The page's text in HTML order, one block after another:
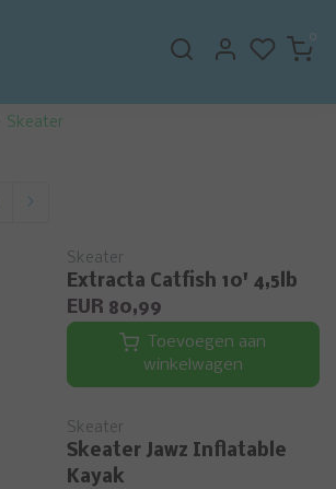
0
Skeater
Skeater
Extracta Catfish 10' 4,5lb
EUR 80,99
Toevoegen aan
winkelwagen
Skeater
Skeater Jawz Inflatable
Kayak